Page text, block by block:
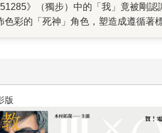
》（獨步）中的「我」竟被剛
彩的「死神」角色，塑造成遵循
、點著頭，一腳陷入伊土反無邊
的置物櫃》《2018610535889》《
目前短篇作品<洋芋片>（收錄於《
宮城縣仙台市取景，目前就住在仙
獨步）是伊?幸太郎2008年4月到